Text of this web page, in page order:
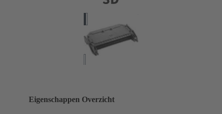
Eigenschappen Overzicht